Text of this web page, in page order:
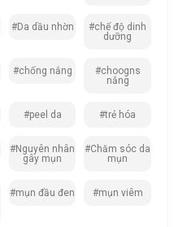
#Da dầu nhờn
#chế độ dinh
dưỡng
#chống nắng
#choogns
nắng
#peel da #trẻ hóa
#Nguyên nhân
gây mụn
#Chăm sóc da
mụn
#mụn đầu đen #mụn viêm